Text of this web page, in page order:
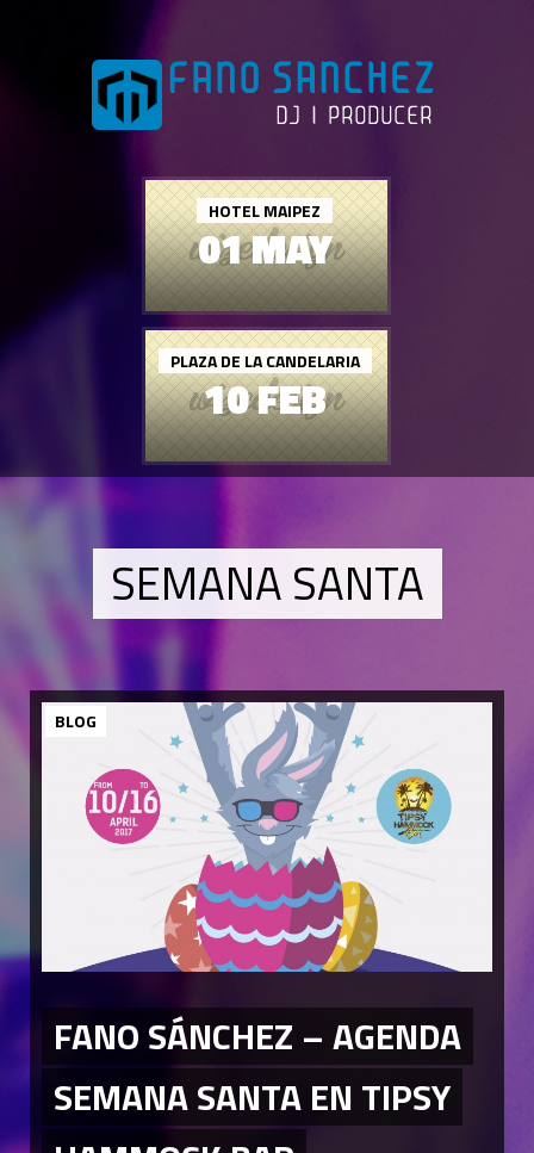
01 MAY
HOTEL MAIPEZ
10 FEB
PLAZA DE LA CANDELARIA
SEMANA SANTA
BLOG
FANO SÁNCHEZ – AGENDA
SEMANA SANTA EN TIPSY